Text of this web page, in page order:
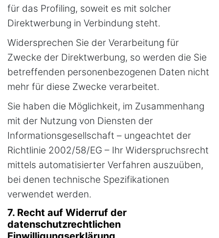
für das Profiling, soweit es mit solcher
Direktwerbung in Verbindung steht.
Widersprechen Sie der Verarbeitung für
Zwecke der Direktwerbung, so werden die Sie
betreffenden personenbezogenen Daten nicht
mehr für diese Zwecke verarbeitet.
Sie haben die Möglichkeit, im Zusammenhang
mit der Nutzung von Diensten der
Informationsgesellschaft – ungeachtet der
Richtlinie 2002/58/EG – Ihr Widerspruchsrecht
mittels automatisierter Verfahren auszuüben,
bei denen technische Spezifikationen
verwendet werden.
7. Recht auf Widerruf der
datenschutzrechtlichen